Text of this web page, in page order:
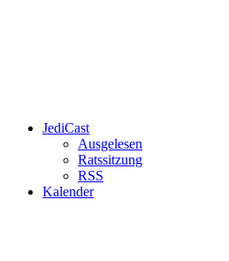
JediCast
Ausgelesen
Ratssitzung
RSS
Kalender